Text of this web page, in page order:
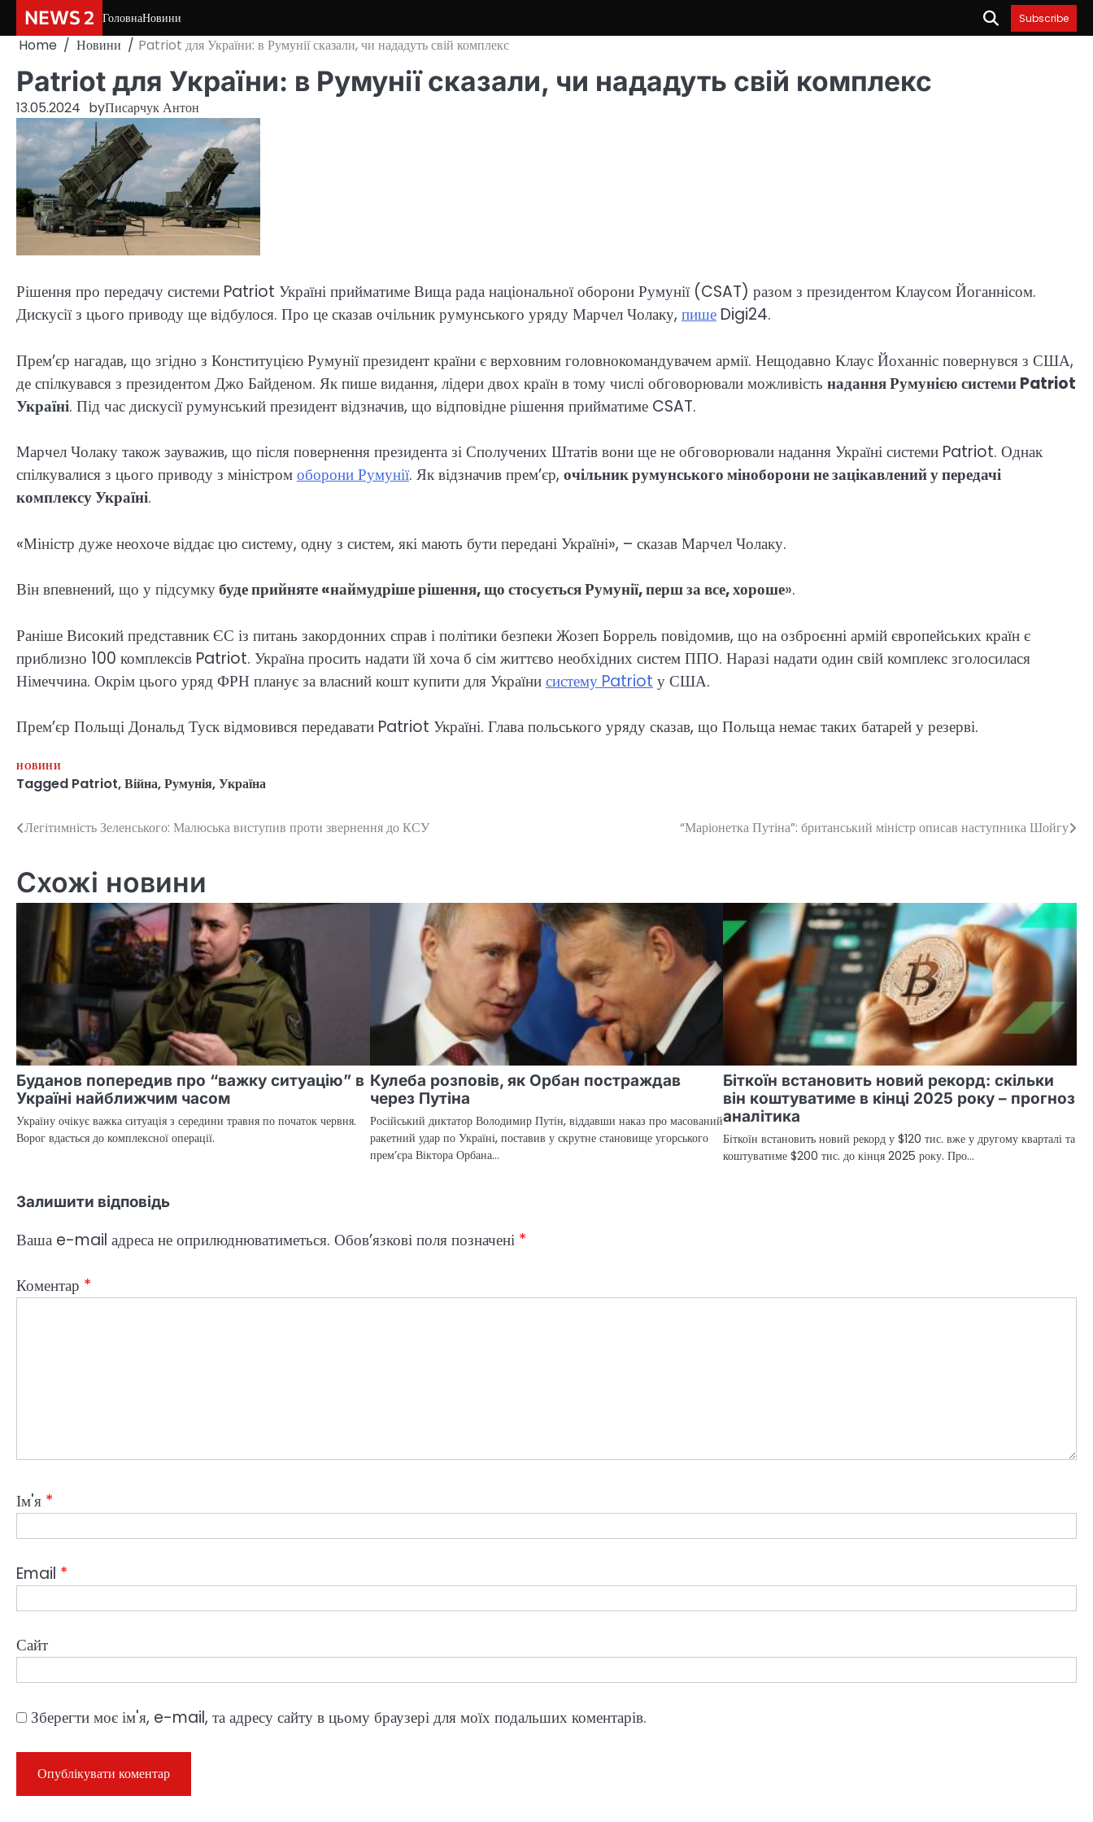
content
NEWS 2 ГоловнаНовини Subscribe
Home Новини Patriot для України: в Румунії сказали, чи нададуть свій комплекс
Patriot для України: в Румунії сказали, чи нададуть свій комплекс
13.05.2024 byПисарчук Антон
Рішення про передачу системи Patriot Україні прийматиме Вища рада національної оборони Румунії (CSAT) разом з президентом Клаусом Йоганнісом.
Дискусії з цього приводу ще відбулося. Про це сказав очільник румунського уряду Марчел Чолаку, пише Digi24.
Прем’єр нагадав, що згідно з Конституцією Румунії президент країни є верховним головнокомандувачем армії. Нещодавно Клаус Йоханніс повернувся з США,
де спілкувався з президентом Джо Байденом. Як пише видання, лідери двох країн в тому числі обговорювали можливість надання Румунією системи Patriot
Україні. Під час дискусії румунський президент відзначив, що відповідне рішення прийматиме CSAT.
Марчел Чолаку також зауважив, що після повернення президента зі Сполучених Штатів вони ще не обговорювали надання Україні системи Patriot. Однак
спілкувалися з цього приводу з міністромоборони Румунії. Як відзначив прем’єр, очільник румунського міноборони не зацікавлений у передачі
комплексу Україні.
«Міністр дуже неохоче віддає цю систему, одну з систем, які мають бути передані Україні», – сказав Марчел Чолаку.
Він впевнений, що у підсумкубуде прийняте «наймудріше рішення, що стосується Румунії, перш за все, хороше».
Раніше Високий представник ЄС із питань закордонних справ і політики безпеки Жозеп Боррель повідомив, що на озброєнні армій європейських країн є
приблизно 100 комплексів Patriot. Україна просить надати їй хоча б сім життєво необхідних систем ППО. Наразі надати один свій комплекс зголосилася
Німеччина. Окрім цього уряд ФРН планує за власний кошт купити для Українисистему Patriot у США.
Прем’єр Польщі Дональд Туск відмовився передавати Patriot Україні. Глава польського уряду сказав, що Польща немає таких батарей у резерві.
НОВИНИ
Tagged Patriot,Війна,Румунія,Україна
Навігація
Легітимність Зеленського: Малюська виступив проти звернення до КСУ “Маріонетка Путіна”: британський міністр описав наступника Шойгу
Схожі новини
Буданов попередив про “важку ситуацію” в
Україні найближчим часом
Україну очікує важка ситуація з середини травня по початок червня.
Ворог вдасться до комплексної операції.
Кулеба розповів, як Орбан постраждав
через Путіна
Російський диктатор Володимир Путін, віддавши наказ про масований
ракетний удар по Україні, поставив у скрутне становище угорського
прем’єра Віктора Орбана…
Біткоїн встановить новий рекорд: скільки
він коштуватиме в кінці 2025 року – прогноз
аналітика
Біткоїн встановить новий рекорд у $120 тис. вже у другому кварталі та
коштуватиме $200 тис. до кінця 2025 року. Про…
Залишити відповідь
Ваша e-mail адреса не оприлюднюватиметься. Обов’язкові поля позначені *
Коментар *
Ім'я *
Email *
Сайт
Зберегти моє ім'я, e-mail, та адресу сайту в цьому браузері для моїх подальших коментарів.